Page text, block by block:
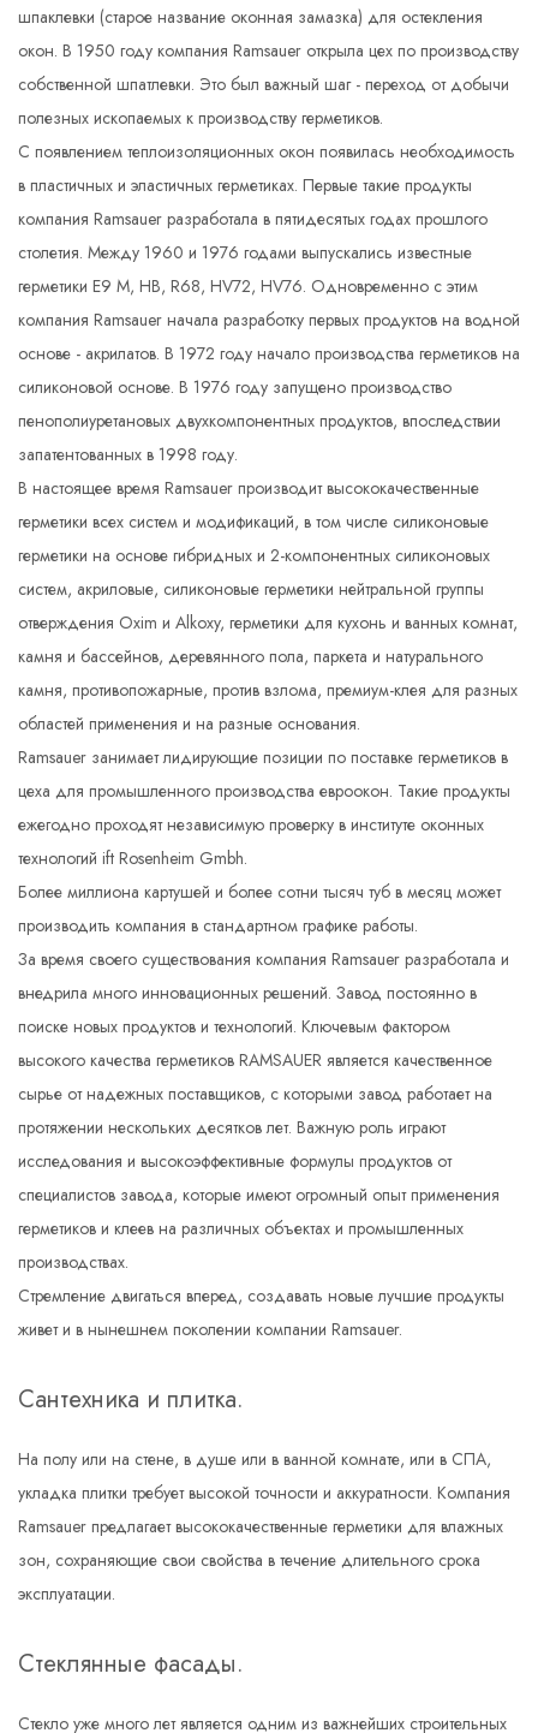
шпаклевки (старое название оконная замазка) для остекления
окон. В 1950 году компания Ramsauer открыла цех по производству
собственной шпатлевки. Это был важный шаг - переход от добычи
полезных ископаемых к производству герметиков.
С появлением теплоизоляционных окон появилась необходимость
в пластичных и эластичных герметиках. Первые такие продукты
компания Ramsauer разработала в пятидесятых годах прошлого
столетия. Между 1960 и 1976 годами выпускались известные
герметики E9 M, HB, R68, HV72, HV76. Одновременно с этим
компания Ramsauer начала разработку первых продуктов на водной
основе - акрилатов. В 1972 году начало производства герметиков на
силиконовой основе. В 1976 году запущено производство
пенополиуретановых двухкомпонентных продуктов, впоследствии
запатентованных в 1998 году.
В настоящее время Ramsauer производит высококачественные
герметики всех систем и модификаций, в том числе силиконовые
герметики на основе гибридных и 2-компонентных силиконовых
систем, акриловые, силиконовые герметики нейтральной группы
отверждения Оxim и Alkoxy, герметики для кухонь и ванных комнат,
камня и бассейнов, деревянного пола, паркета и натурального
камня, противопожарные, против взлома, премиум-клея для разных
областей применения и на разные основания.
Ramsauer занимает лидирующие позиции по поставке герметиков в
цеха для промышленного производства евроокон. Такие продукты
ежегодно проходят независимую проверку в институте оконных
технологий ift Rosenheim Gmbh.
Более миллиона картушей и более сотни тысяч туб в месяц может
производить компания в стандартном графике работы.
За время своего существования компания Ramsauer разработала и
внедрила много инновационных решений. Завод постоянно в
поиске новых продуктов и технологий. Ключевым фактором
высокого качества герметиков RAMSAUER является качественное
сырье от надежных поставщиков, с которыми завод работает на
протяжении нескольких десятков лет. Важную роль играют
исследования и высокоэффективные формулы продуктов от
специалистов завода, которые имеют огромный опыт применения
герметиков и клеев на различных объектах и промышленных
производствах.
Стремление двигаться вперед, создавать новые лучшие продукты
живет и в нынешнем поколении компании Ramsauer.
Сантехника и плитка.
На полу или на стене, в душе или в ванной комнате, или в СПА,
укладка плитки требует высокой точности и аккуратности. Компания
Ramsauer предлагает высококачественные герметики для влажных
зон, сохраняющие свои свойства в течение длительного срока
эксплуатации.
Стеклянные фасады.
Стекло уже много лет является одним из важнейших строительных